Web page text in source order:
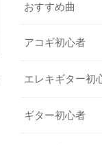
おすすめ曲
アコギ初心者
エレキギター初
ギター初心者